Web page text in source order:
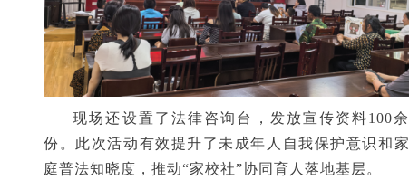
现场还设置了法律咨询台，发放宣传资料100余
份。此次活动有效提升了未成年人自我保护意识和家
庭普法知晓度，推动“家校社”协同育人落地基层。